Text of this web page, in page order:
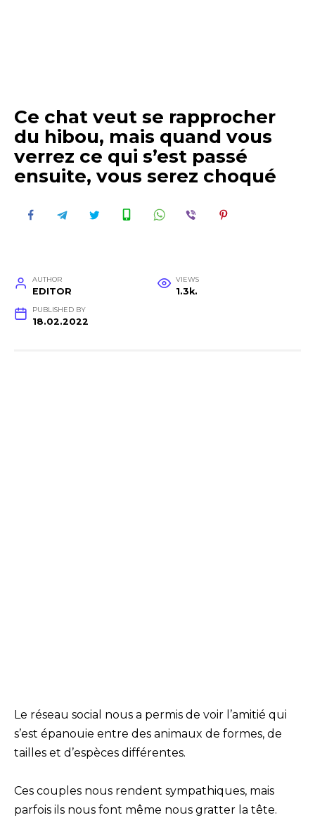
Ce chat veut se rapprocher
du hibou, mais quand vous
verrez ce qui s’est passé
ensuite, vous serez choqué
AUTHOR
EDITOR
VIEWS
1.3k.
PUBLISHED BY
18.02.2022
Le réseau social nous a permis de voir l’amitié qui
s’est épanouie entre des animaux de formes, de
tailles et d’espèces différentes.
Ces couples nous rendent sympathiques, mais
parfois ils nous font même nous gratter la tête.